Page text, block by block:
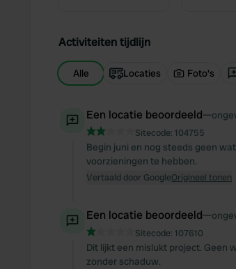
Activiteiten tijdlijn
Alle Locaties Foto's
Een locatie beoordeeld—
Sitecode: 104755
Begin juni en nog steeds geen
voorzieningen te hebben.
Vertaald door GoogleOrigineel tonen
Een locatie beoordeeld—
Sitecode: 107610
Dit lijkt een mislukt project. Geen
zonder schaduw.